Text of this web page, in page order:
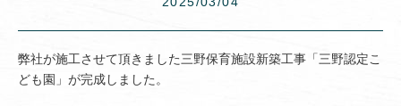
弊社が施工させて頂きました三野保育施設新築工事「三野認定こ
ども園」が完成しました。